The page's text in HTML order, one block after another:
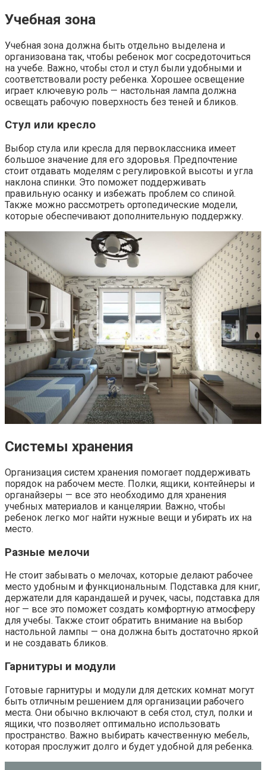
Учебная зона
Учебная зона должна быть отдельно выделена и
организована так, чтобы ребенок мог сосредоточиться
на учебе. Важно, чтобы стол и стул были удобными и
соответствовали росту ребенка. Хорошее освещение
играет ключевую роль — настольная лампа должна
освещать рабочую поверхность без теней и бликов.
Стул или кресло
Выбор стула или кресла для первоклассника имеет
большое значение для его здоровья. Предпочтение
стоит отдавать моделям с регулировкой высоты и угла
наклона спинки. Это поможет поддерживать
правильную осанку и избежать проблем со спиной.
Также можно рассмотреть ортопедические модели,
которые обеспечивают дополнительную поддержку.
Системы хранения
Организация систем хранения помогает поддерживать
порядок на рабочем месте. Полки, ящики, контейнеры и
органайзеры — все это необходимо для хранения
учебных материалов и канцелярии. Важно, чтобы
ребенок легко мог найти нужные вещи и убирать их на
место.
Разные мелочи
Не стоит забывать о мелочах, которые делают рабочее
место удобным и функциональным. Подставка для книг,
держатели для карандашей и ручек, часы, подставка для
ног — все это поможет создать комфортную атмосферу
для учебы. Также стоит обратить внимание на выбор
настольной лампы — она должна быть достаточно яркой
и не создавать бликов.
Гарнитуры и модули
Готовые гарнитуры и модули для детских комнат могут
быть отличным решением для организации рабочего
места. Они обычно включают в себя стол, стул, полки и
ящики, что позволяет оптимально использовать
пространство. Важно выбирать качественную мебель,
которая прослужит долго и будет удобной для ребенка.